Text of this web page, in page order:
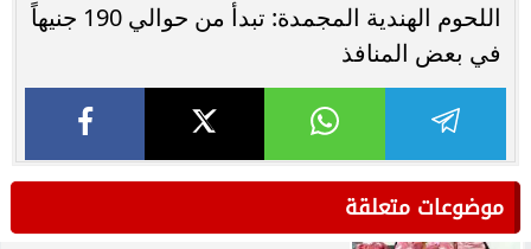
اللحوم الهندية المجمدة: تبدأ من حوالي 190 جنيهاً
في بعض المنافذ
موضوعات متعلقة